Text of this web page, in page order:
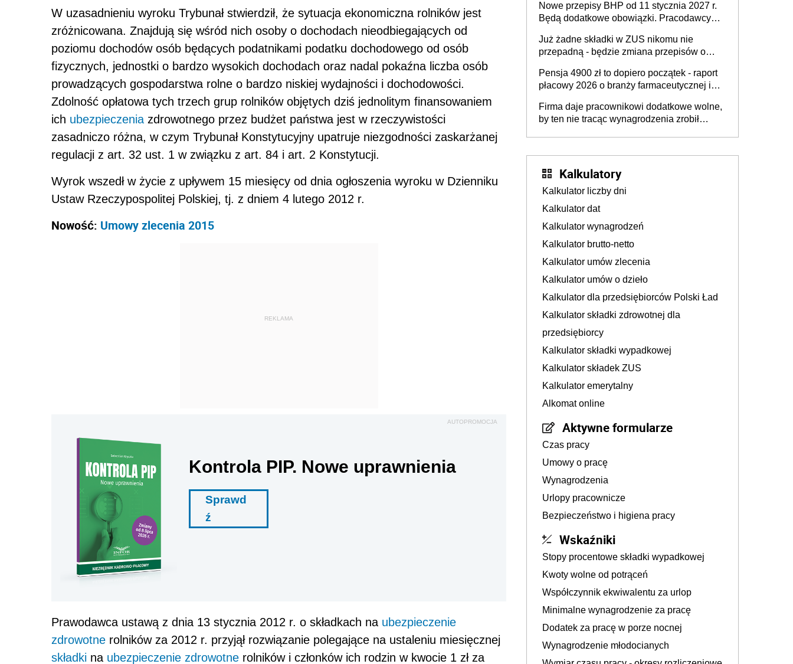
W uzasadnieniu wyroku Trybunał stwierdził, że sytuacja ekonomiczna rolników jest
zróżnicowana. Znajdują się wśród nich osoby o dochodach nieodbiegających od
poziomu dochodów osób będących podatnikami podatku dochodowego od osób
fizycznych, jednostki o bardzo wysokich dochodach oraz nadal pokaźna liczba osób
prowadzących gospodarstwa rolne o bardzo niskiej wydajności i dochodowości.
Zdolność opłatowa tych trzech grup rolników objętych dziś jednolitym finansowaniem
ich ubezpieczenia zdrowotnego przez budżet państwa jest w rzeczywistości
zasadniczo różna, w czym Trybunał Konstytucyjny upatruje niezgodności zaskarżanej
regulacji z art. 32 ust. 1 w związku z art. 84 i art. 2 Konstytucji.
Wyrok wszedł w życie z upływem 15 miesięcy od dnia ogłoszenia wyroku w Dzienniku
Ustaw Rzeczypospolitej Polskiej, tj. z dniem 4 lutego 2012 r.
Nowość: Umowy zlecenia 2015
REKLAMA
AUTOPROMOCJA
Kontrola PIP. Nowe uprawnienia
Sprawd
ź
Prawodawca ustawą z dnia 13 stycznia 2012 r. o składkach na ubezpieczenie
zdrowotne rolników za 2012 r. przyjął rozwiązanie polegające na ustaleniu miesięcznej
składki na ubezpieczenie zdrowotne rolników i członków ich rodzin w kwocie 1 zł za
osoby neuroatypowe. Powstanie Fundusz
na rzecz Inkluzywności w Zatrudnianiu?
Nowe przepisy BHP od 11 stycznia 2027 r.
Będą dodatkowe obowiązki. Pracodawcy
Już żadne składki w ZUS nikomu nie
przepadną - będzie zmiana przepisów o
ubezpieczeniom społecznym
Pensja 4900 zł to dopiero początek - raport
płacowy 2026 o branży farmaceutycznej i
Firma daje pracownikowi dodatkowe wolne,
by ten nie tracąc wynagrodzenia zrobił
Kalkulatory
Kalkulator liczby dni
Kalkulator dat
Kalkulator wynagrodzeń
Kalkulator brutto-netto
Kalkulator umów zlecenia
Kalkulator umów o dzieło
Kalkulator dla przedsiębiorców Polski Ład
Kalkulator składki zdrowotnej dla
przedsiębiorcy
Kalkulator składki wypadkowej
Kalkulator składek ZUS
Kalkulator emerytalny
Alkomat online
Aktywne formularze
Czas pracy
Umowy o pracę
Wynagrodzenia
Urlopy pracownicze
Bezpieczeństwo i higiena pracy
Wskaźniki
Stopy procentowe składki wypadkowej
Kwoty wolne od potrąceń
Współczynnik ekwiwalentu za urlop
Minimalne wynagrodzenie za pracę
Dodatek za pracę w porze nocnej
Wynagrodzenie młodocianych